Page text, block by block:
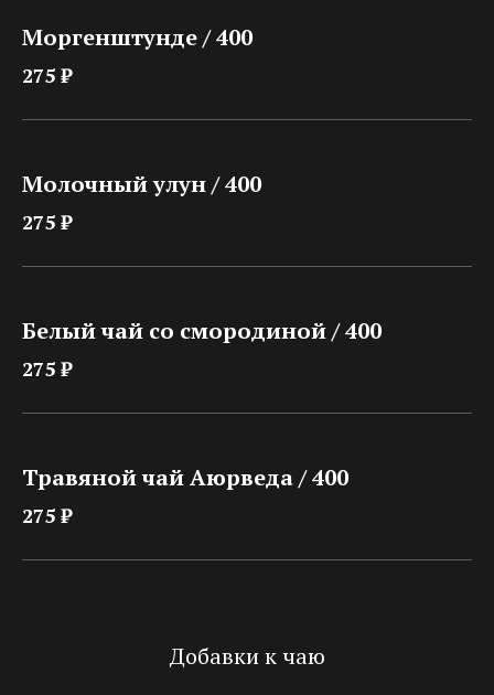
Моргенштунде / 400
275 ₽
Молочный улун / 400
275 ₽
Белый чай со смородиной / 400
275 ₽
Травяной чай Аюрведа / 400
275 ₽
Добавки к чаю